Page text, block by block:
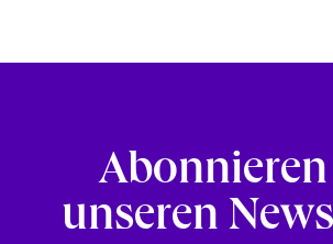
Abonnieren
unseren